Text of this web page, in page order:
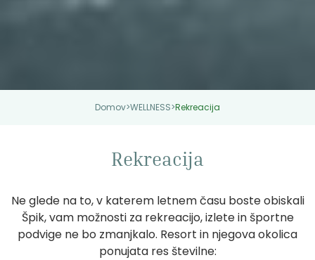
Domov>WELLNESS>Rekreacija
Rekreacija
Ne glede na to, v katerem letnem času boste obiskali
Špik, vam možnosti za rekreacijo, izlete in športne
podvige ne bo zmanjkalo. Resort in njegova okolica
ponujata res številne: